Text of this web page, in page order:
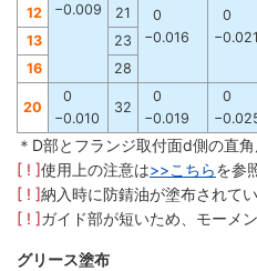
−0.009
0
−0.016
0
−0.021
12 21
13
23
16
28
20
0
−0.010
32
0
−0.019
0
＊D部とフランジ取付面d側の直
[ ! ]使用上の注意は>>こちらを参
[ ! ]納入時に防錆油が塗布されてい
[ ! ]ガイド部が短いため、モーメ
グリース塗布